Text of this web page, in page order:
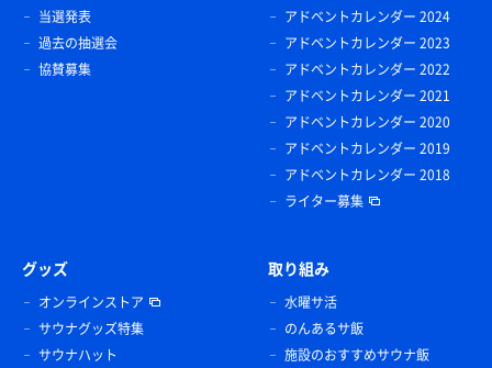
当選発表
過去の抽選会
協賛募集
アドベントカレンダー 2024
アドベントカレンダー 2023
アドベントカレンダー 2022
アドベントカレンダー 2021
アドベントカレンダー 2020
アドベントカレンダー 2019
アドベントカレンダー 2018
ライター募集
グッズ
オンラインストア
サウナグッズ特集
サウナハット
取り組み
水曜サ活
のんあるサ飯
施設のおすすめサウナ飯